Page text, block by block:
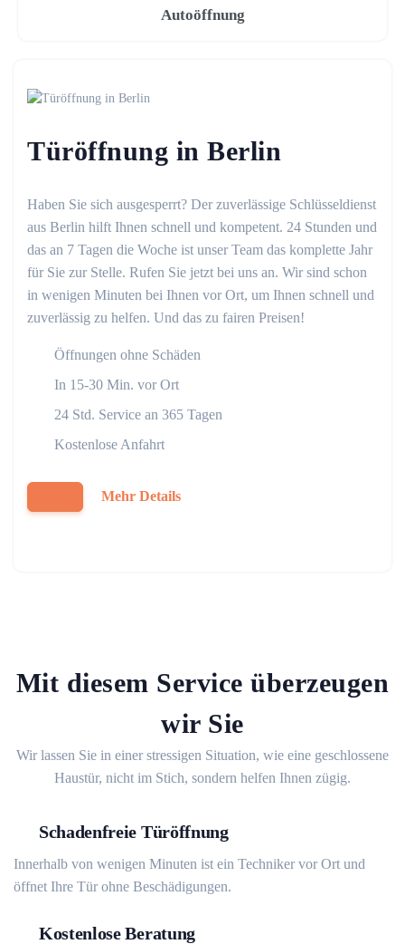
Autoöffnung
Türöffnung in Berlin
Haben Sie sich ausgesperrt? Der zuverlässige Schlüsseldienst
aus Berlin hilft Ihnen schnell und kompetent. 24 Stunden und
das an 7 Tagen die Woche ist unser Team das komplette Jahr
für Sie zur Stelle. Rufen Sie jetzt bei uns an. Wir sind schon
in wenigen Minuten bei Ihnen vor Ort, um Ihnen schnell und
zuverlässig zu helfen. Und das zu fairen Preisen!
Öffnungen ohne Schäden
In 15-30 Min. vor Ort
24 Std. Service an 365 Tagen
Kostenlose Anfahrt
Mehr Details
Mit diesem Service überzeugen
wir Sie
Wir lassen Sie in einer stressigen Situation, wie eine geschlossene
Haustür, nicht im Stich, sondern helfen Ihnen zügig.
Schadenfreie Türöffnung
Innerhalb von wenigen Minuten ist ein Techniker vor Ort und
öffnet Ihre Tür ohne Beschädigungen.
Kostenlose Beratung